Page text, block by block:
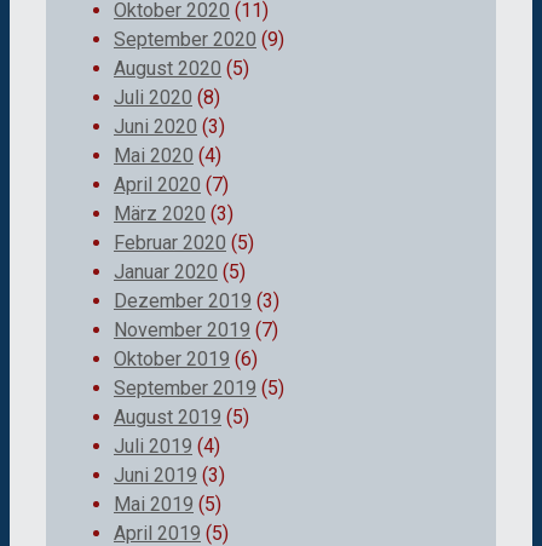
Oktober 2020 (11)
September 2020 (9)
August 2020 (5)
Juli 2020 (8)
Juni 2020 (3)
Mai 2020 (4)
April 2020 (7)
März 2020 (3)
Februar 2020 (5)
Januar 2020 (5)
Dezember 2019 (3)
November 2019 (7)
Oktober 2019 (6)
September 2019 (5)
August 2019 (5)
Juli 2019 (4)
Juni 2019 (3)
Mai 2019 (5)
April 2019 (5)